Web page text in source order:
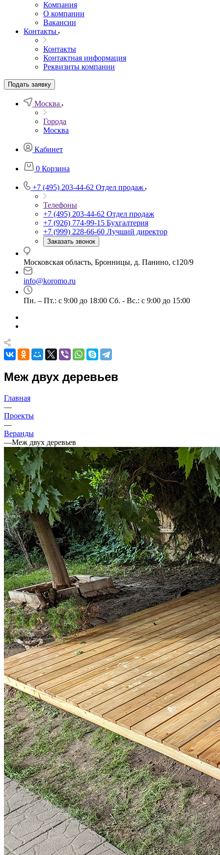
Компания
О компании
Вакансии
Контакты
Контакты
Контактная информация
Реквизиты компании
Подать заявку
Москва
Города
Москва
Кабинет
0 Корзина
+7 (495) 203-44-62 Отдел продаж
Телефоны
+7 (495) 203-44-62 Отдел продаж
+7 (926) 774-99-15 Бухгалтерия
+7 (999) 228-66-60 Лучший директор
Заказать звонок
Московская область, Бронницы, д. Панино, с120/9
info@koromo.ru
Пн. – Пт.: с 9:00 до 18:00 Сб. - Вс.: с 9:00 до 15:00
Меж двух деревьев
Главная
—
Проекты
—
Веранды
—Меж двух деревьев